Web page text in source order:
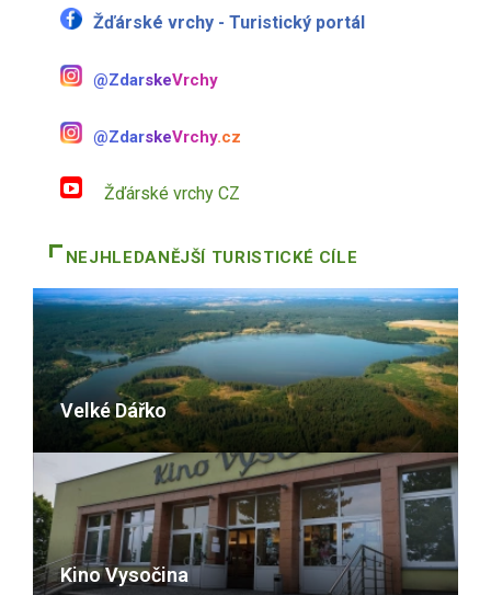
Žďárské vrchy - Turistický portál
@ZdarskeVrchy
@ZdarskeVrchy.cz
Žďárské vrchy CZ
NEJHLEDANĚJŠÍ TURISTICKÉ CÍLE
Velké Dářko
Kino Vysočina